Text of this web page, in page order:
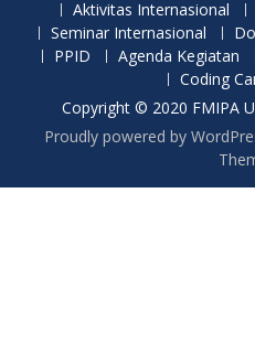
Aktivitas Internasional
Seminar Internasional
PPID
Agenda Kegiatan
Coding
Copyright © 2020 FMIPA
Proudly powered by